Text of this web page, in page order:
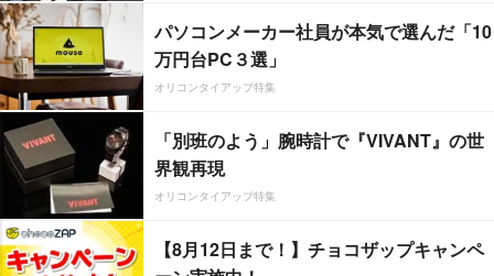
パソコンメーカー社員が本気で選んだ「10
万円台PC３選」
オリコンタイアップ特集
「別班のよう」腕時計で『VIVANT』の世
界観再現
オリコンタイアップ特集
【8月12日まで！】チョコザップキャンペ